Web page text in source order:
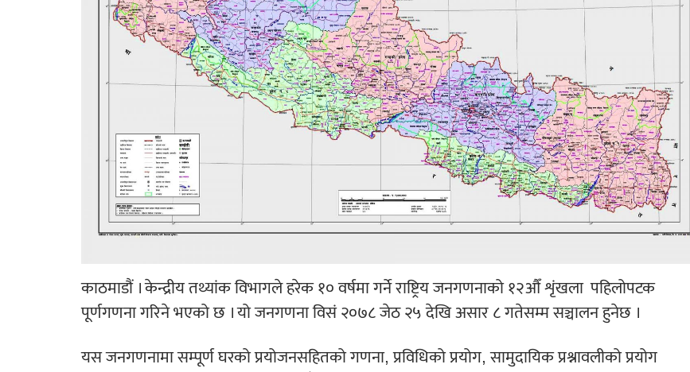
काठमाडौं ।केन्द्रीय तथ्यांकविभागले हरेक १० वर्षमा गर्ने राष्ट्रिय जनगणनाको १२औँ शृंखला पहिलोपटक
पूर्णगणना गरिने भएको छ । यो जनगणना विसं २०७८ जेठ २५ देखि असार ८ गतेसम्म सञ्चालन हुनेछ ।
यस जनगणनामा सम्पूर्ण घरको प्रयोजनसहितको गणना, प्रविधिको प्रयोग, सामुदायिक प्रश्नावलीको प्रयोग